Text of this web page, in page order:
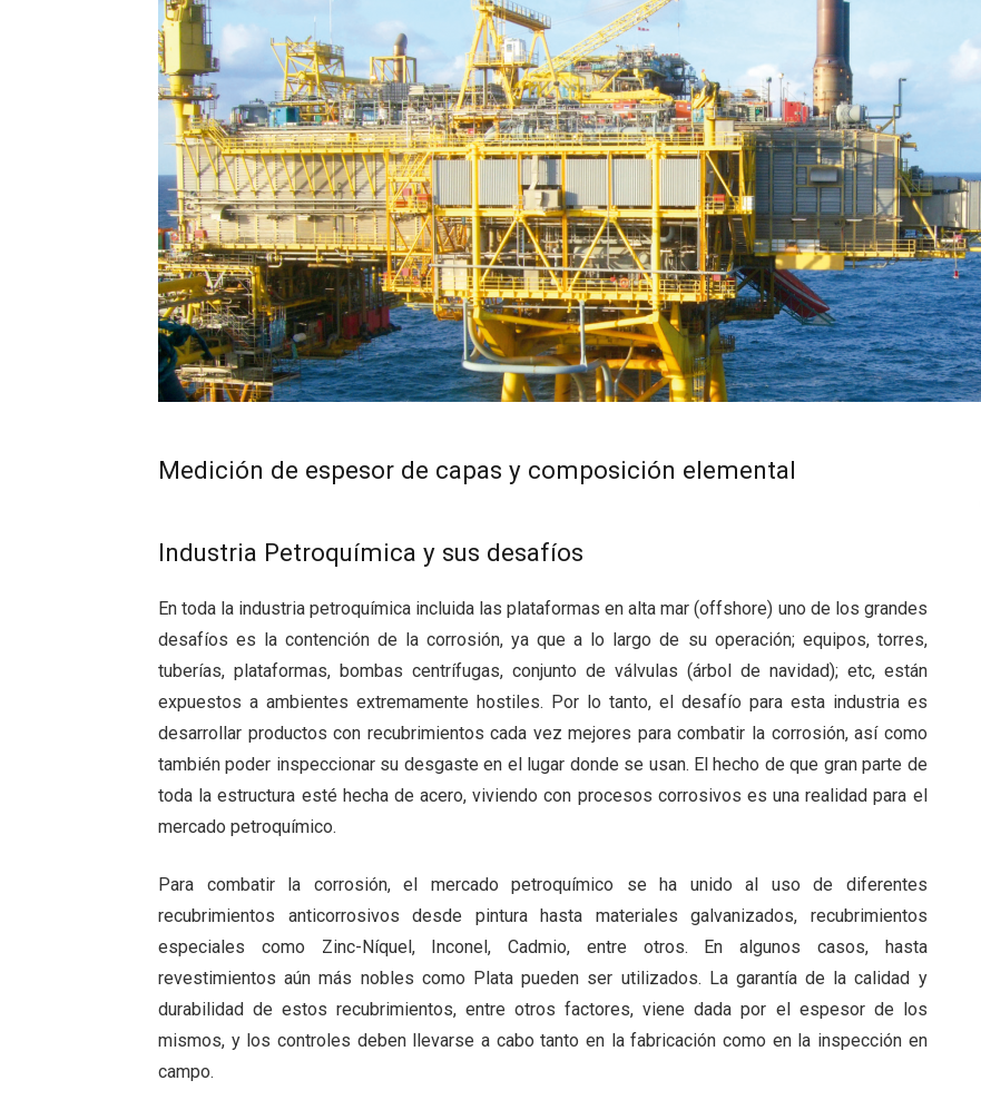
Medición de espesor de capas y composición elemental
Industria Petroquímica y sus desafíos
En toda la industria petroquímica incluida las plataformas en alta mar (offshore) uno de los grandes
desafíos es la contención de la corrosión, ya que a lo largo de su operación; equipos, torres,
tuberías, plataformas, bombas centrífugas, conjunto de válvulas (árbol de navidad); etc, están
expuestos a ambientes extremamente hostiles. Por lo tanto, el desafío para esta industria es
desarrollar productos con recubrimientos cada vez mejores para combatir la corrosión, así como
también poder inspeccionar su desgaste en el lugar donde se usan. El hecho de que gran parte de
toda la estructura esté hecha de acero, viviendo con procesos corrosivos es una realidad para el
mercado petroquímico.
Para combatir la corrosión, el mercado petroquímico se ha unido al uso de diferentes
recubrimientos anticorrosivos desde pintura hasta materiales galvanizados, recubrimientos
especiales como Zinc-Níquel, Inconel, Cadmio, entre otros. En algunos casos, hasta
revestimientos aún más nobles como Plata pueden ser utilizados. La garantía de la calidad y
durabilidad de estos recubrimientos, entre otros factores, viene dada por el espesor de los
mismos, y los controles deben llevarse a cabo tanto en la fabricación como en la inspección en
campo.